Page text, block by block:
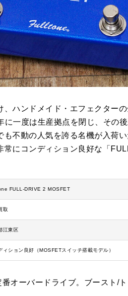
ハンドメイド・エフェクター
に一度は生産拠点を閉じ、その
不動の人気を誇る名機が入荷
常にコンディション良好な「
FULL-DRIVE 2 MOSFET
取
江東区
ィション良好（MOSFETスイッチ搭載モデル）
オーバードライブ。ブースト/ト